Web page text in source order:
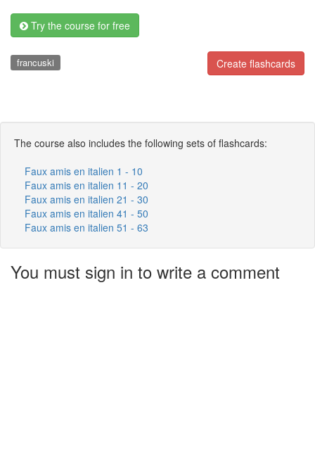
Try the course for free
Create flashcards
francuski
The course also includes the following sets of flashcards:
Faux amis en italien 1 - 10
Faux amis en italien 11 - 20
Faux amis en italien 21 - 30
Faux amis en italien 41 - 50
Faux amis en italien 51 - 63
You must sign in to write a comment